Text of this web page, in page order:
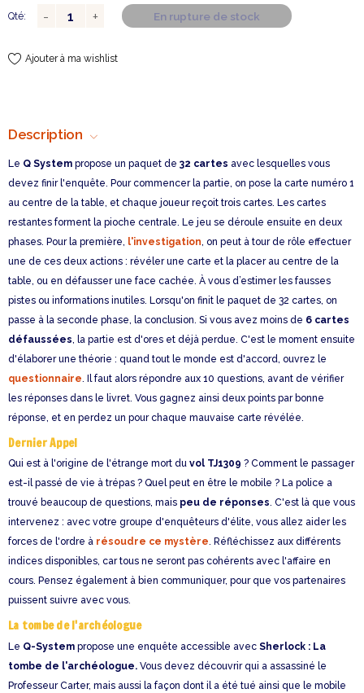
Qté: En rupture de stock
Ajouter à ma wishlist
Description
Le Q System propose un paquet de 32 cartes avec lesquelles vous
devez finir l'enquête. Pour commencer la partie, on pose la carte numéro 1
au centre de la table, et chaque joueur reçoit trois cartes. Les cartes
restantes forment la pioche centrale. Le jeu se déroule ensuite en deux
phases. Pour la première,
l'investigation , on peut à tour de rôle effectuer
une de ces deux actions : révéler une carte et la placer au centre de la
table, ou en défausser une face cachée. À vous d’estimer les fausses
pistes ou informations inutiles. Lorsqu'on finit le paquet de 32 cartes, on
passe à la seconde phase, la conclusion. Si vous avez moins de 6 cartes
défaussées , la partie est d'ores et déjà perdue. C'est le moment ensuite
d'élaborer une théorie : quand tout le monde est d'accord, ouvrez le
questionnaire . Il faut alors répondre aux 10 questions, avant de vérifier
les réponses dans le livret. Vous gagnez ainsi deux points par bonne
réponse, et en perdez un pour chaque mauvaise carte révélée.
Dernier Appel
Qui est à l'origine de l'étrange mort du vol TJ1309 ? Comment le passager
est-il passé de vie à trépas ? Quel peut en être le mobile ? La police a
trouvé beaucoup de questions, mais peu de réponses. C'est là que vous
intervenez : avec votre groupe d'enquêteurs d'élite, vous allez aider les
forces de l'ordre à résoudre ce mystère. Réfléchissez aux différents
indices disponibles, car tous ne seront pas cohérents avec l'affaire en
cours. Pensez également à bien communiquer, pour que vos partenaires
puissent suivre avec vous.
La tombe de l'archéologue
Le Q-System propose une enquête accessible avec Sherlock : La
tombe de l'archéologue. Vous devez découvrir qui a assassiné le
Professeur Carter, mais aussi la façon dont il a été tué ainsi que le mobile